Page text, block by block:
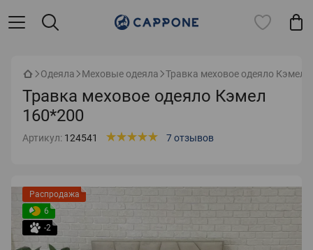
Одеяла Меховые одеяла Травка меховое одеяло Кэмел
Травка меховое одеяло Кэмел
160*200
Артикул: 124541 7 отзывов
Распродажа
6
-2